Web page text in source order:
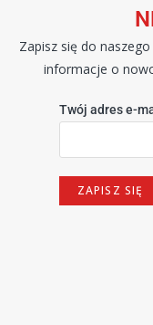
Zapisz się do
informacje o
Twój adres e-